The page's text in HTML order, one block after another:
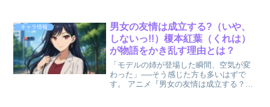
であることが明らかになります。この記
事では、小麦の正体に迫...
キャラ情報
男女の友情は成立する?（いや、
しないっ!!）榎本紅葉（くれは）
が物語をかき乱す理由とは？
「モデルの姉が登場した瞬間、空気が変
わった」──そう感じた方も多いはずで
す。 アニメ『男女の友情は成立する？